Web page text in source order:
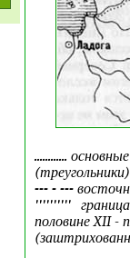
............
--- - ---
''''''''''
половине XII -